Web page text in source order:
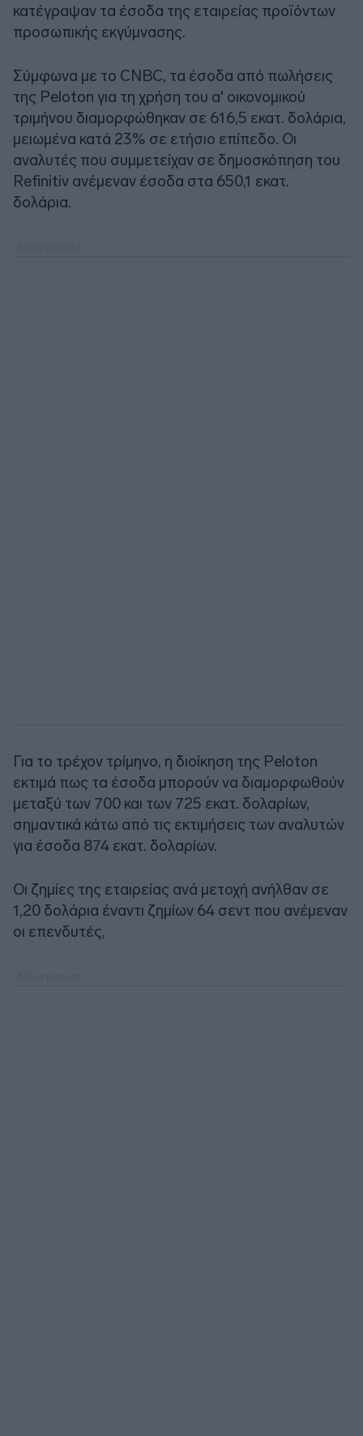
κατέγραψαν τα έσοδα της εταιρείας προϊόντων
προσωπικής εκγύμνασης.
Σύμφωνα με το CNBC, τα έσοδα από πωλήσεις
της Peloton για τη χρήση του α' οικονομικού
τριμήνου διαμορφώθηκαν σε 616,5 εκατ. δολάρια,
μειωμένα κατά 23% σε ετήσιο επίπεδο. Οι
αναλυτές που συμμετείχαν σε δημοσκόπηση του
Refinitiv ανέμεναν έσοδα στα 650,1 εκατ.
δολάρια.
Για το τρέχον τρίμηνο, η διοίκηση της Peloton
εκτιμά πως τα έσοδα μπορούν να διαμορφωθούν
μεταξύ των 700 και των 725 εκατ. δολαρίων,
σημαντικά κάτω από τις εκτιμήσεις των αναλυτών
για έσοδα 874 εκατ. δολαρίων.
Οι ζημίες της εταιρείας ανά μετοχή ανήλθαν σε
1,20 δολάρια έναντι ζημίων 64 σεντ που ανέμεναν
οι επενδυτές,